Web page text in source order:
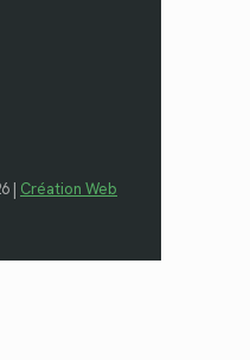
| Création Web